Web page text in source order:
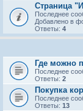
Страница
Последнее
Добавлено в
Ответы: 4
Где можно
Последнее
Ответы: 2
Покупка
Последнее
Ответы: 13